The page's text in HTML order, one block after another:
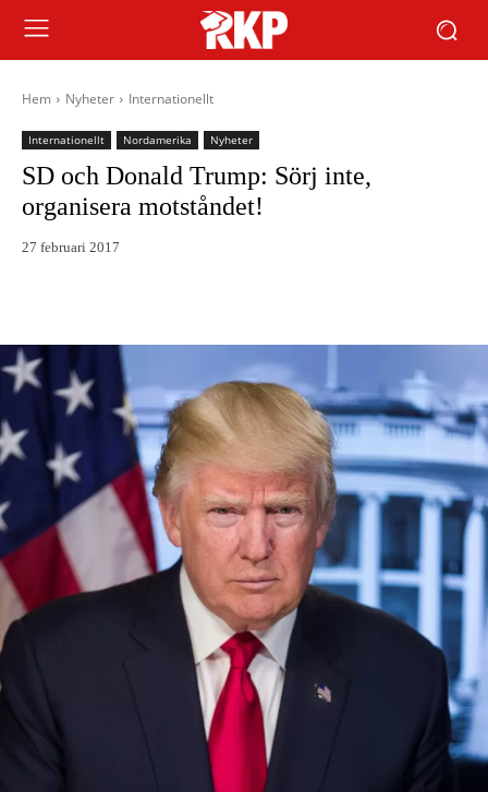
Hem Nyheter Internationellt
Internationellt Nordamerika Nyheter
SD och Donald Trump: Sörj inte,
organisera motståndet!
27 februari 2017